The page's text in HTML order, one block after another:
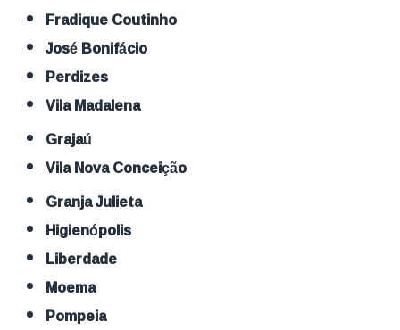
Fradique Coutinho
José Bonifácio
Perdizes
Vila Madalena
Grajaú
Vila Nova Conceição
Granja Julieta
Higienópolis
Liberdade
Moema
Pompeia